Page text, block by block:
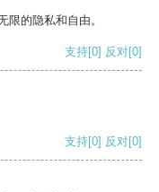
的隐私和自由。
支持[0] 反对[0]
支持[0] 反对[0]